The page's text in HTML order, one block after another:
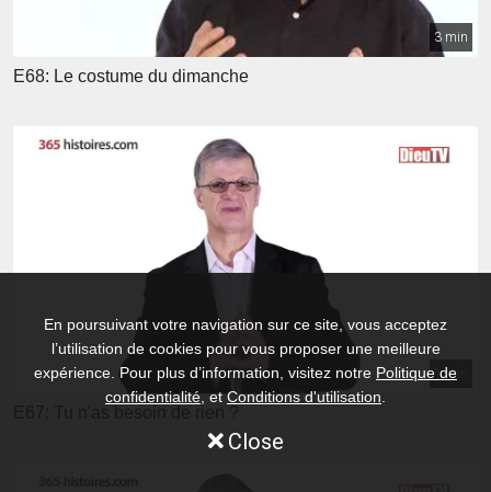
3 min
E68: Le costume du dimanche
1 min
En poursuivant votre navigation sur ce site, vous acceptez
l’utilisation de cookies pour vous proposer une meilleure
expérience. Pour plus d’information, visitez notre Politique de
confidentialité , etConditions d'utilisation